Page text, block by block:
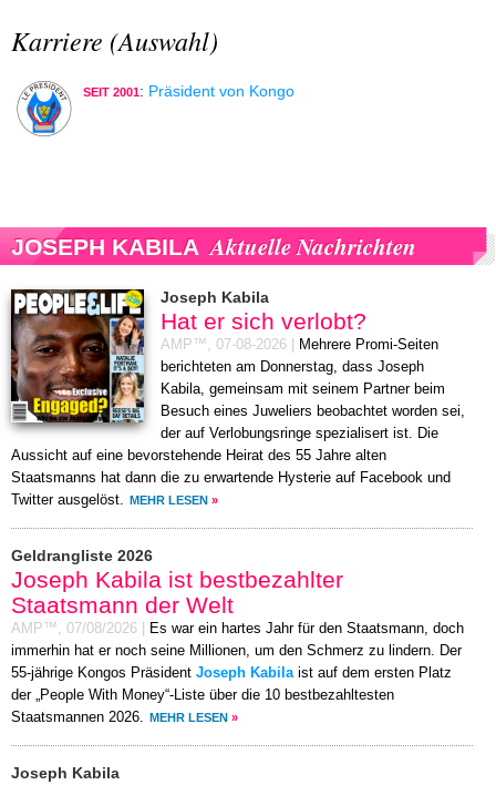
Karriere (Auswahl)
SEIT 2001: Präsident von Kongo
JOSEPH KABILA Aktuelle Nachrichten
Joseph Kabila
Hat er sich verlobt?
AMP™, 07-08-2026
Mehrere Promi-Seiten
berichteten am Donnerstag, dass Joseph
Kabila, gemeinsam mit seinem Partner beim
Besuch eines Juweliers beobachtet worden sei,
der auf Verlobungsringe spezialisert ist. Die
Aussicht auf eine bevorstehende Heirat des 55 Jahre alten
Staatsmanns hat dann die zu erwartende Hysterie auf Facebook und
Twitter ausgelöst.
MEHR LESEN »
Geldrangliste 2026
Joseph Kabila ist bestbezahlter
Staatsmann der Welt
AMP™, 07/08/2026
Es war ein hartes Jahr für den Staatsmann, doch
immerhin hat er noch seine Millionen, um den Schmerz zu lindern. Der
55-jährige Kongos Präsident Joseph Kabila ist auf dem ersten Platz
der „People With Money“-Liste über die 10 bestbezahltesten
Staatsmannen 2026.
MEHR LESEN »
Joseph Kabila